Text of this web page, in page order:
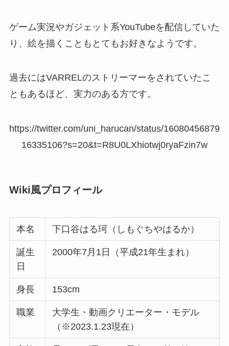
ゲーム実況やガジェット系YouTubeを配信していた
り、絵を描くこともとてもお好きなようです。
過去にはVARRELのストリーマーをされていたこ
ともあるほど、実力のある方です。
https://twitter.com/uni_harucan/status/16080456879
16335106?s=20&t=R8U0LXhiotwj0ryaFzin7w
Wiki風プロフィール
本名 下口谷はる珂（しもぐちやはるか）
誕生
日
2000年7月1日（平成21年生まれ）
身長 153cm
職業
大学生・動画クリエーター・モデル
（※2023.1.23現在）